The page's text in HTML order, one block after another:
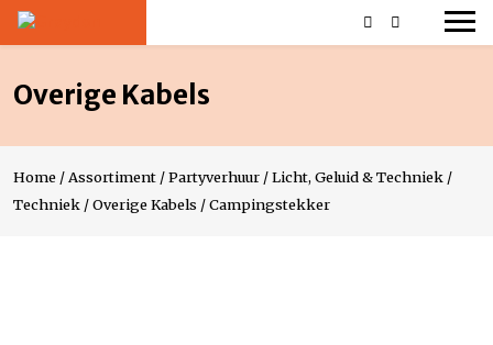
Overige Kabels
Home / Assortiment /Partyverhuur /Licht, Geluid & Techniek /
Techniek /Overige Kabels /Campingstekker